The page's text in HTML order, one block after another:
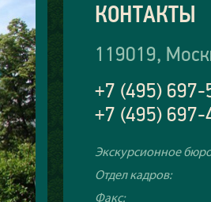
КОНТАКТЫ
119019,
+7 (495)
+7 (495)
Экскурсионное
Отдел кадров:
Факс: